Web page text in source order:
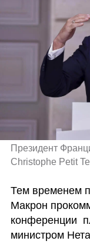
Президент
Christophe Petit
Тем временем
Макрон
конференции
министром